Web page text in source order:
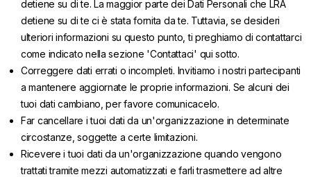
detiene su di te. La maggior parte dei Dati Personali che LRA
detiene su di te ci è stata fornita da te. Tuttavia, se desideri
ulteriori informazioni su questo punto, ti preghiamo di contattarci
come indicato nella sezione 'Contattaci' qui sotto.
Correggere dati errati o incompleti. Invitiamo i nostri partecipanti
a mantenere aggiornate le proprie informazioni. Se alcuni dei
tuoi dati cambiano, per favore comunicacelo.
Far cancellare i tuoi dati da un'organizzazione in determinate
circostanze, soggette a certe limitazioni.
Ricevere i tuoi dati da un'organizzazione quando vengono
trattati tramite mezzi automatizzati e farli trasmettere ad altre